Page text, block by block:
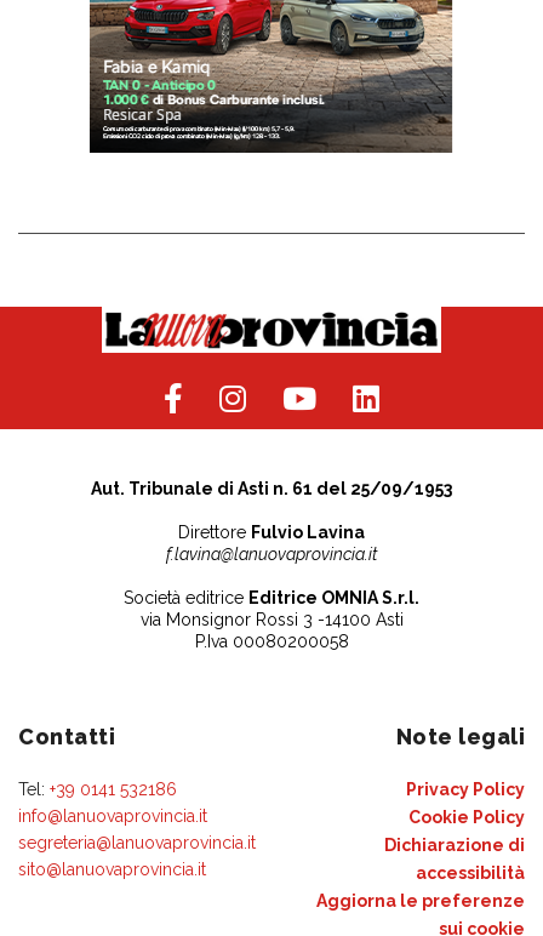
Aut. Tribunale di Asti n. 61 del 25/09/1953
Direttore Fulvio Lavina
f.lavina@lanuovaprovincia.it
Società editrice Editrice OMNIA S.r.l.
via Monsignor Rossi 3 -14100 Asti
P.Iva 00080200058
Contatti
Tel: +39 0141 532186
info@lanuovaprovincia.it
segreteria@lanuovaprovincia.it
sito@lanuovaprovincia.it
Note legali
Privacy Policy
Cookie Policy
Dichiarazione di
accessibilità
Aggiorna le preferenze
sui cookie